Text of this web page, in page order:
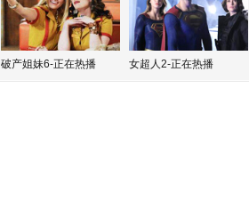
破产姐妹6-正在热播 女超人2-正在热播